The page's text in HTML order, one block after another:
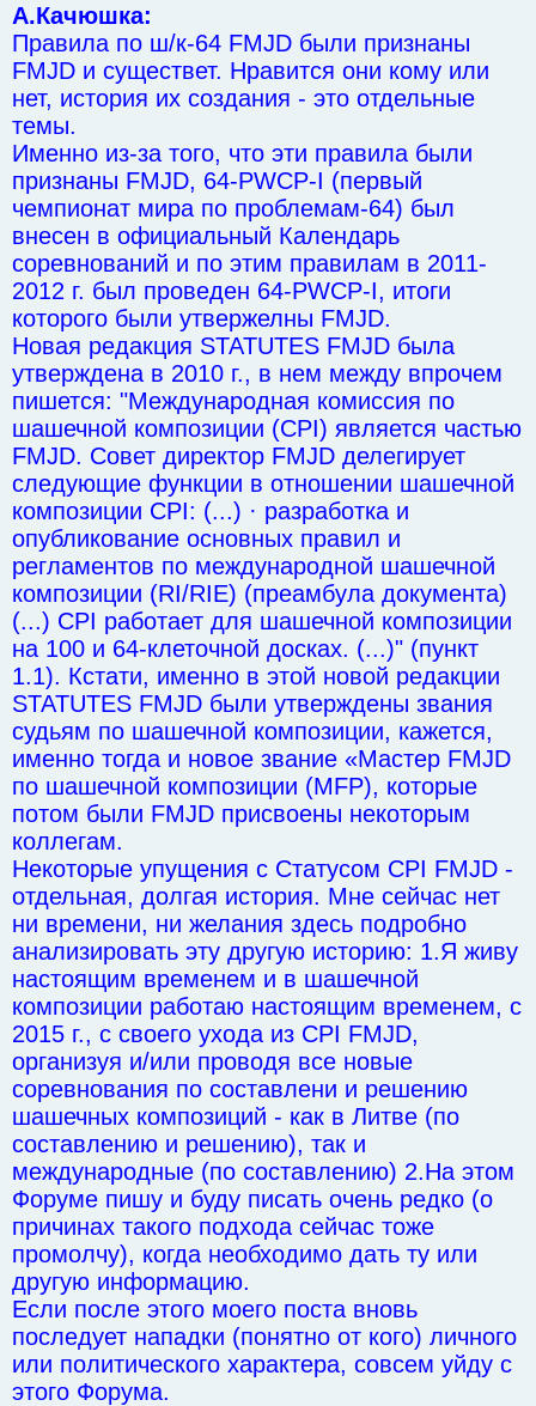
А.Качюшка:
Правила по ш/к-64 FMJD были признаны
FMJD и существет. Нравится они кому или
нет, история их создания - это отдельные
темы.
Именно из-за того, что эти правила были
признаны FMJD, 64-PWCP-I (первый
чемпионат мира по проблемам-64) был
внесен в официальный Календарь
соревнований и по этим правилам в 2011-
2012 г. был проведен 64-PWCP-I, итоги
которого были утвержелны FMJD.
Новая редакция STATUTES FMJD была
утверждена в 2010 г., в нем между впрочем
пишется: "Международная комиссия по
шашечной композиции (CPI) является частью
FMJD. Совет директор FMJD делегирует
следующие функции в отношении шашечной
композиции CPI: (...) · разработка и
опубликование основных правил и
регламентов по международной шашечной
композиции (RI/RIE) (преамбула документа)
(...) CPI работает для шашечной композиции
на 100 и 64-клеточной досках. (...)" (пункт
1.1). Кстати, именно в этой новой редакции
STATUTES FMJD были утверждены звания
судьям по шашечной композиции, кажется,
именно тогда и новое звание «Мастер FMJD
по шашечной композиции (MFP), которые
потом были FMJD присвоены некоторым
коллегам.
Некоторые упущения с Статусом CPI FMJD -
отдельная, долгая история. Мне сейчас нет
ни времени, ни желания здесь подробно
анализировать эту другую историю: 1.Я живу
настоящим временем и в шашечной
композиции работаю настоящим временем, с
2015 г., с своего ухода из CPI FMJD,
организуя и/или проводя все новые
соревнования по составлени и решению
шашечных композиций - как в Литве (по
составлению и решению), так и
международные (по составлению) 2.На этом
Форуме пишу и буду писать очень редко (о
причинах такого подхода сейчас тоже
промолчу), когда необходимо дать ту или
другую информацию.
Если после этого моего поста вновь
последует нападки (понятно от кого) личного
или политического характера, совсем уйду с
этого Форума.